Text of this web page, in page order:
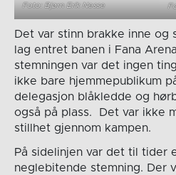
Foto: Bjørn Erik Nesse
Det var stinn brakke inne og
lag entret banen i Fana
stemningen var det ingen
ikke bare hjemmepublikum
delegasjon blåkledde og
også på plass. Det var ikke
stillhet gjennom kampen.
På sidelinjen var det til tider
neglebitende stemning. Der